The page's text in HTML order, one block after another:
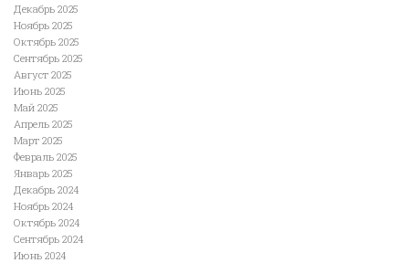
Декабрь 2025
Ноябрь 2025
Октябрь 2025
Сентябрь 2025
Август 2025
Июнь 2025
Май 2025
Апрель 2025
Март 2025
Февраль 2025
Январь 2025
Декабрь 2024
Ноябрь 2024
Октябрь 2024
Сентябрь 2024
Июнь 2024